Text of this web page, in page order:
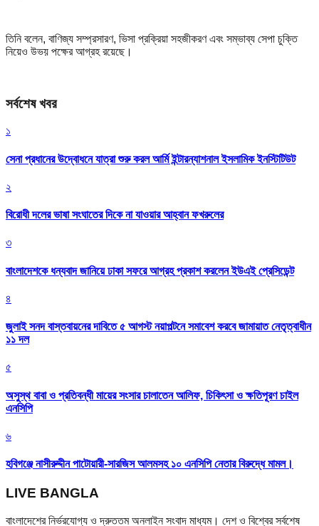
তিনি বলেন, বাণিজ্য সম্প্রসারণ, ভিসা প্রক্রিয়া সহজীকরণ এবং সম্ভাব্য সেপা চুক্তি
নিয়েও উভয় পক্ষের আগ্রহ রয়েছে।
সর্বশেষ খবর
১
সেনা প্রধানের উদ্বোধনে যাত্রা শুরু করল আর্মি ইন্টারন্যাশনাল ইসলামিক ইনস্টিটিউট
২
বিরোধী দলের ভাষা সংঘাতের দিকে না যাওয়ার আহ্বান ফখরুলের
৩
বাংলাদেশকে ধন্যবাদ জানিয়ে ঢাকা সফরে আগ্রহ প্রকাশ করলেন ইউএই প্রেসিডেন্ট
৪
জুলাই সনদ বাস্তবায়নের দাবিতে ৫ আগস্ট নয়াপল্টনে সমাবেশ করবে জামায়াত নেতৃত্বাধীন
১১ দল
৫
অসুস্থ বাবা ও প্রতিবন্ধী মায়ের সংসার চালাতেন আলিফ, চিকিৎসা ও ক্ষতিপূরণ চাইল
এনসিপি
৬
হবিগঞ্জে নাসীরুদ্দীন পাটোয়ারী-সারজিস আলমসহ ১০ এনসিপি নেতার বিরুদ্ধে মামল।
LIVE BANGLA
বাংলাদেশের নির্ভরযোগ্য ও দ্রুততম অনলাইন সংবাদ মাধ্যম। দেশ ও বিশ্বের সর্বশেষ